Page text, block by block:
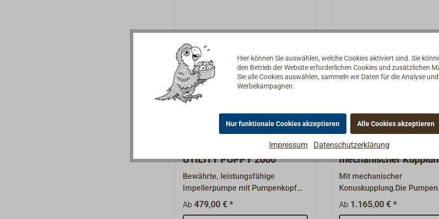
Literleistung bezieht sich
Impellerpumpe JABSCO
UTILITY PUPPY 2000
Bewährte, leistungsfähige
Impellerpumpe mit Pumpenkopf
aus Bronze und Impeller aus
Nitrilgummi (ölfest). Entwickelt für
Ab 479,00 € *
Impellerpumpen
mechanischer
Mit mechanischer
Konuskupplung.Die Pumpen
werden über einen
angetrieben und bei Bedarf
Ab 1.165,00 € *
Hier können Sie auswählen, welche Cookies aktiviert sind. Sie
den Betrieb der Website erforderlichen Cookies und zusätzlichen
Sie alle Cookies auswählen, sammeln wir Daten für die Analyse
Werbekampagnen.
Nur funktionale Cookies akzeptieren Alle Cookies akzeptieren
Impressum Datenschutzerklärung